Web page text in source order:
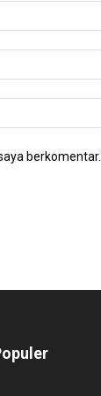
berkomentar.